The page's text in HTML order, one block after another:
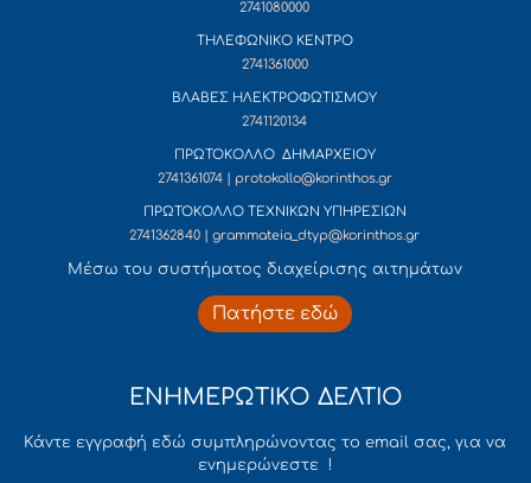
2741080000
ΤΗΛΕΦΩΝΙΚΟ ΚΕΝΤΡΟ
2741361000
ΒΛΑΒΕΣ ΗΛΕΚΤΡΟΦΩΤΙΣΜΟΥ
2741120134
ΠΡΩΤΟΚΟΛΛΟ ΔΗΜΑΡΧΕΙΟΥ
2741361074 | protokollo@korinthos.gr
ΠΡΩΤΟΚΟΛΛΟ ΤΕΧΝΙΚΩΝ ΥΠΗΡΕΣΙΩΝ
2741362840 | grammateia_dtyp@korinthos.gr
Mέσω του συστήματος διαχείρισης αιτημάτων
Πατήστε εδώ
ΕΝΗΜΕΡΩΤΙΚΟ ΔΕΛΤΙΟ
Κάντε εγγραφή εδώ συμπληρώνοντας το email σας, για να
ενημερώνεστε !